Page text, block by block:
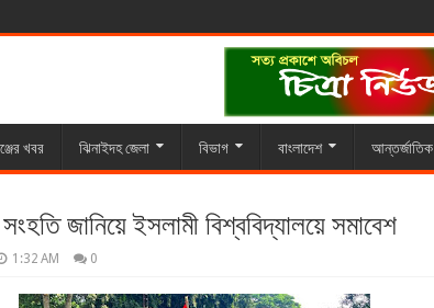
খবর ঝিনাইদহ জেলা বিভাগ বাংলাদেশ আন্তর্জাতিক
জানিয়ে ইসলামী বিশ্ববিদ্যালয়ে সমাবেশ
1:32 AM 0